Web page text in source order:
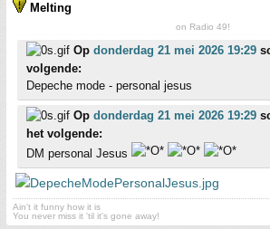
Melting
on Radio 49!
Op donderdag 21 mei 2026 19:29
volgende:
Depeche mode - personal jesus
Op donderdag 21 mei 2026 19:29
het volgende:
DM personal Jesus
Ain't it funny how it is
You never miss it 'til it's gone away!